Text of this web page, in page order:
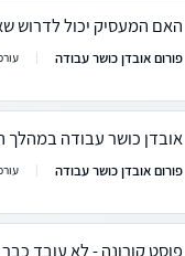
האם המעסיק יכול לדרוש
פורום אובדן כושר עבודה
אובדן כושר עבודה
פורום אובדן כושר עבודה
פוסט קורונה - לא עובד